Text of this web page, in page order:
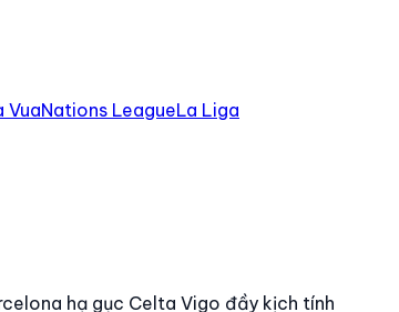
VuaNations LeagueLa Liga
hạ gục Celta Vigo đầy kịch tính